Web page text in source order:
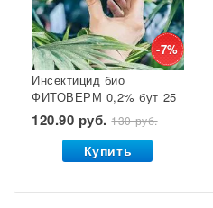
-7%
Инсектицид био
ФИТОВЕРМ 0,2% бут 25
мл ВХ 1/30
120.90 руб.130 руб.
Купить